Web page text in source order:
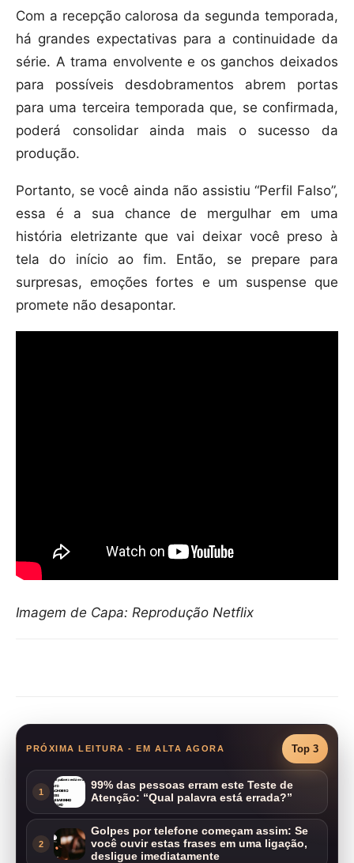
Com a recepção calorosa da segunda temporada,
há grandes expectativas para a continuidade da
série. A trama envolvente e os ganchos deixados
para possíveis desdobramentos abrem portas
para uma terceira temporada que, se confirmada,
poderá consolidar ainda mais o sucesso da
produção.
Portanto, se você ainda não assistiu “Perfil Falso”,
essa é a sua chance de mergulhar em uma
história eletrizante que vai deixar você preso à
tela do início ao fim. Então, se prepare para
surpresas, emoções fortes e um suspense que
promete não desapontar.
Imagem de Capa: Reprodução Netflix
PRÓXIMA LEITURA - EM ALTA AGORA Top 3
1
99% das pessoas erram este Teste de
Atenção: “Qual palavra está errada?”
2
Golpes por telefone começam assim: Se
você ouvir estas frases em uma ligação,
desligue imediatamente